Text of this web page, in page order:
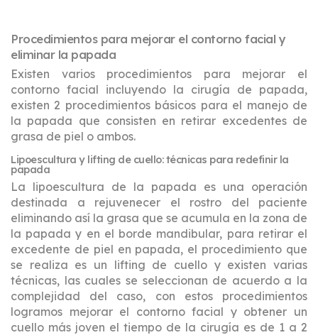
Procedimientos para mejorar el contorno facial y
eliminar la papada
Existen varios procedimientos para mejorar el
contorno facial incluyendo la cirugía de papada,
existen 2 procedimientos básicos para el manejo de
la papada que consisten en retirar excedentes de
grasa de piel o ambos.
Lipoescultura y lifting de cuello: técnicas para redefinir la
papada
La lipoescultura de la papada es una operación
destinada a rejuvenecer el rostro del paciente
eliminando así la grasa que se acumula en la zona de
la papada y en el borde mandibular, para retirar el
excedente de piel en papada, el procedimiento que
se realiza es un lifting de cuello y existen varias
técnicas, las cuales se seleccionan de acuerdo a la
complejidad del caso, con estos procedimientos
logramos mejorar el contorno facial y obtener un
cuello más joven el tiempo de la cirugía es de 1 a 2